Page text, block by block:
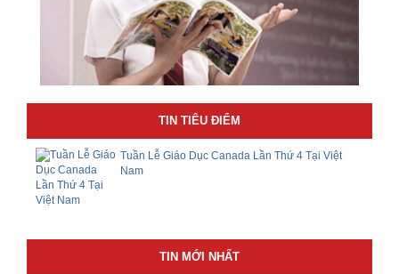
TIN TIÊU ĐIỂM
Tuần Lễ Giáo Dục Canada Lần Thứ 4 Tại Việt
Nam
TIN MỚI NHẤT